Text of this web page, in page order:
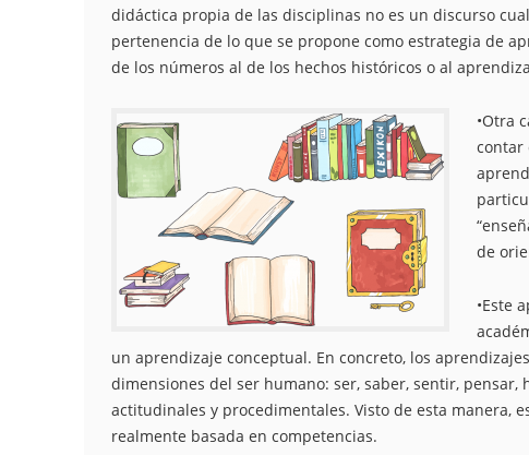
didáctica propia de las disciplinas no es un discurso
pertenencia de lo que se propone como estrategia de
de los números al de los hechos históricos o al
•Otra
contar
de
•Este
un aprendizaje conceptual. En concreto, los
dimensiones del ser humano: ser, saber, sentir, pensar,
actitudinales y procedimentales. Visto de esta manera,
realmente basada en competencias.